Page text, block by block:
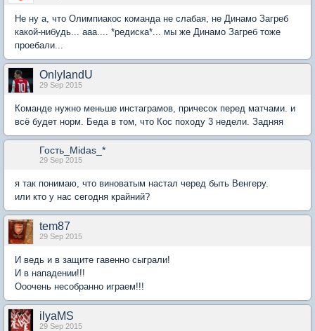
Не ну а, что Олимпиакос команда не слабая, не Динамо Загреб
какой-нибудь... ааа.... *редиска*... мы же Динамо Загреб тоже
проeбaли...
OnlyIandU
29 Sep 2015
Команде нужно меньше инстаграмов, причесок перед матчами. и
всё будет норм. Беда в том, что Кос походу 3 недели. Задняя
Гость_Midas_*
29 Sep 2015
я так понимаю, что виноватым настал черед быть Венгеру.
или кто у нас сегодня крайний?
tem87
29 Sep 2015
И ведь и в защите гавенно сыграли!
И в нападении!!!
Ооочень несобранно играем!!!
ilyaMS
29 Sep 2015